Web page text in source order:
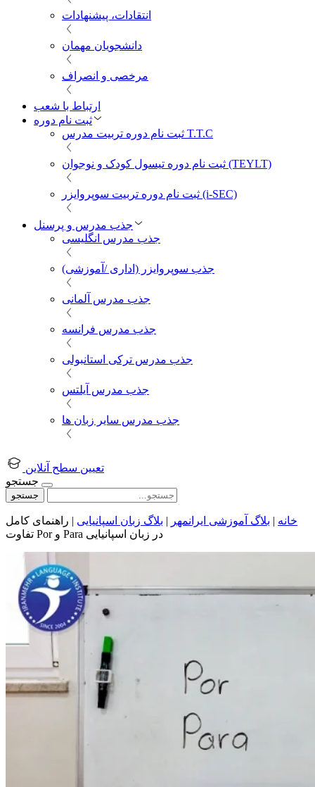
انتقادات، پیشنهادات
دانشجویان مهمان
مرخصی و انصراف
ارتباط با شعب
ثبت نام دوره
ثبت نام دوره تربیت مدرس T.T.C
ثبت نام دوره تیسول کودک و نوجوان (TEYLT)
ثبت نام دوره تربیت سوپروایزر (i-SEC)
جذب مدرس و پرسنل
جذب مدرس انگلیسی
جذب سوپروایزر (اداری /آموزشی)
جذب مدرس آلمانی
جذب مدرس فرانسه
جذب مدرس ترکی استانبولی
جذب مدرس آیلتس
جذب مدرس سایر زبان ها
تعیین سطح آنلاین
جستجو
جستجو
خانه | بلاگ آموزشی ایرانمهر | بلاگ زبان اسپانیایی | راهنمای کامل
تفاوت Por و Para در زبان اسپانیایی